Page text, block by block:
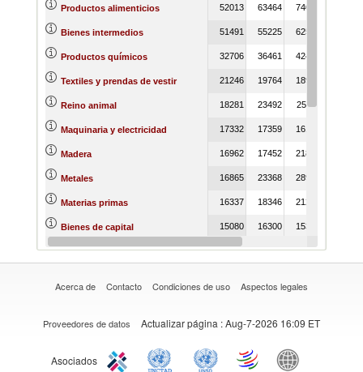
Productos alimenticios 52013 63464 74089
Bienes intermedios 51491 55225 62567
Productos químicos 32706 36461 42432
Textiles y prendas de vestir 21246 19764 18926
Reino animal 18281 23492 25311
Maquinaria y electricidad 17332 17359 16181
Madera 16962 17452 21855
Metales 16865 23368 28933
Materias primas 16337 18346 21225
Bienes de capital 15080 16300 15333
Reino vegetal 12769 14851 16883
Acerca de Contacto Condiciones de uso Aspectos legales
Proveedores de datos Actualizar página : Aug-7-2026 16:09 ET
Asociados